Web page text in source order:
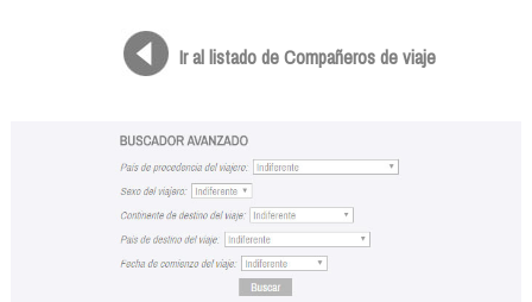
Ir al listado de Compañeros de viaje